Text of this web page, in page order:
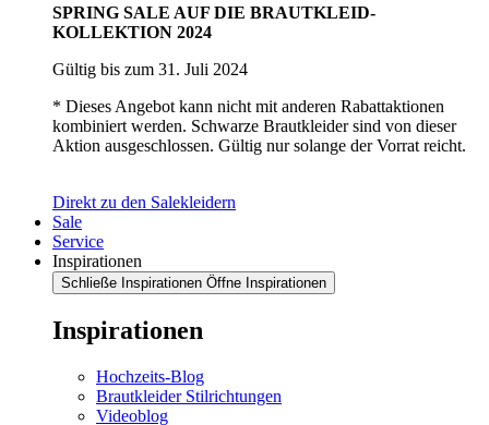
SPRING SALE AUF DIE BRAUTKLEID-
KOLLEKTION 2024
Gültig bis zum 31. Juli 2024
* Dieses Angebot kann nicht mit anderen Rabattaktionen
kombiniert werden. Schwarze Brautkleider sind von dieser
Aktion ausgeschlossen. Gültig nur solange der Vorrat reicht.
Direkt zu den Salekleidern
Sale
Service
Inspirationen
Schließe Inspirationen Öffne Inspirationen
Inspirationen
Hochzeits-Blog
Brautkleider Stilrichtungen
Videoblog